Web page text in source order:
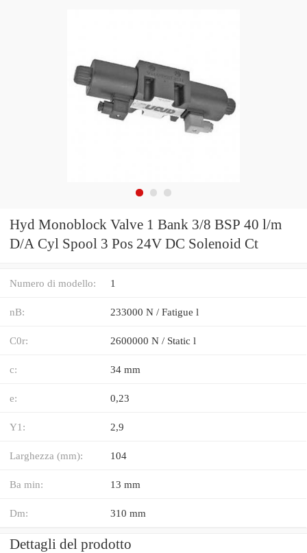
Hyd Monoblock Valve 1 Bank 3/8 BSP 40 l/m
D/A Cyl Spool 3 Pos 24V DC Solenoid Ct
Numero di modello: 1
nB: 233000 N / Fatigue l
C0r: 2600000 N / Static l
c: 34 mm
e: 0,23
Y1: 2,9
Larghezza (mm): 104
Ba min: 13 mm
Dm: 310 mm
Dettagli del prodotto